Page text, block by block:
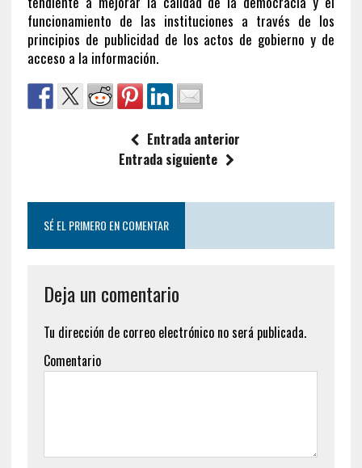
funcionamiento de las instituciones a través de los
principios de publicidad de los actos de gobierno y de
acceso a la información.
Entrada anterior
Entrada siguiente
SÉ EL PRIMERO EN COMENTAR
Deja un comentario
Tu dirección de correo electrónico no será publicada.
Comentario